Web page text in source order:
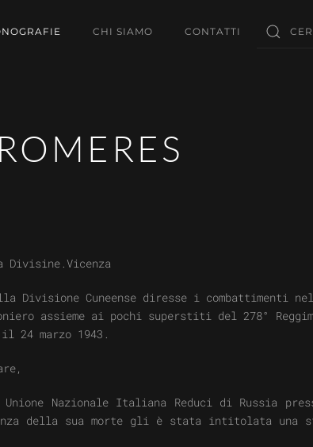
CHI SIAMO CONTATTI
Divisine.Vicenza
Divisione Cuneense diresse i combattimenti
assieme ai pochi superstiti del 278°
24 marzo 1943.
Nazionale Italiana Reduci di Russia
della sua morte gli è stata intitolata una